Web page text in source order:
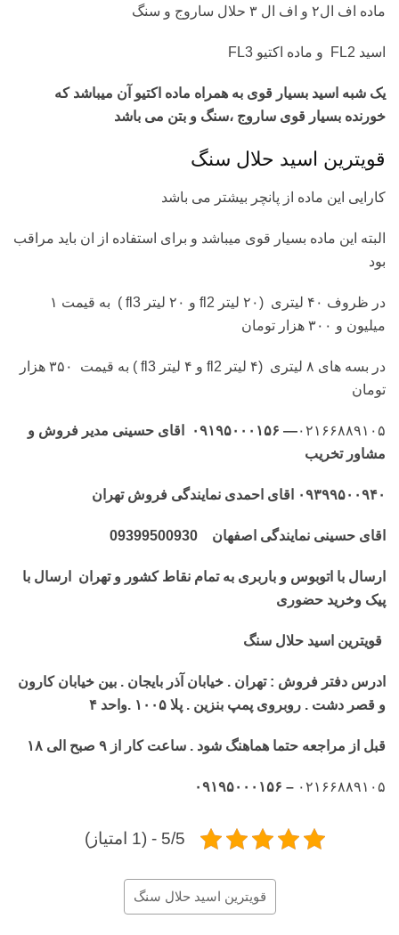
ماده اف ال۲ و اف ال ۳ حلال ساروج و سنگ
اسید FL2 و ماده اکتیو FL3
یک شبه اسید بسیار قوی به همراه ماده اکتیو آن میباشد که
خورنده بسیار قوی ساروج ،سنگ و بتن می باشد
قویترین اسید حلال سنگ
کارایی این ماده از پانچر بیشتر می باشد
البته این ماده بسیار قوی میباشد و برای استفاده از ان باید مراقب
بود
در ظروف ۴۰ لیتری (۲۰ لیتر fl2 و ۲۰ لیتر fl3 ) به قیمت ۱
میلیون و ۳۰۰ هزار تومان
در بسه های ۸ لیتری (۴ لیتر fl2 و ۴ لیتر fl3 ) به قیمت ۳۵۰ هزار
تومان
۰۲۱۶۶۸۸۹۱۰۵
— ۰۹۱۹۵۰۰۰۱۵۶ اقای حسینی مدیر فروش و
مشاور تخریب
۰۹۳۹۹۵۰۰۹۴۰ اقای احمدی نمایندگی فروش تهران
اقای حسینی نمایندگی اصفهان 09399500930
ارسال با اتوبوس و باربری به تمام نقاط کشور و تهران ارسال با
پیک وخرید حضوری
قویترین اسید حلال سنگ
ادرس دفتر فروش : تهران . خیابان آذر بایجان . بین خیابان کارون
و قصر دشت . روبروی پمپ بنزین . پلا ۱۰۰۵ .واحد ۴
قبل از مراجعه حتما هماهنگ شود . ساعت کار از ۹ صبح الی ۱۸
۰۲۱۶۶۸۸۹۱۰۵ – ۰۹۱۹۵۰۰۰۱۵۶
5/5 - (1 امتیاز)
قویترین اسید حلال سنگ